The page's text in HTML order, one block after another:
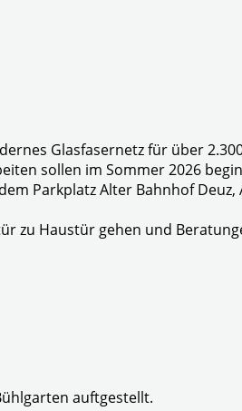
Glasfasernetz für über
sollen im Sommer 2026
Parkplatz Alter Bahnhof
zu Haustür gehen und
auftgestellt.